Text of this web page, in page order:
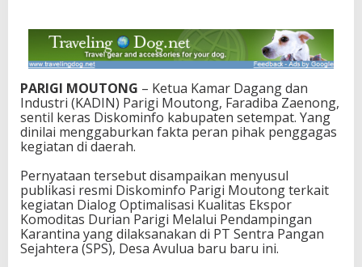
s
k
o
m
i
n
f
o
,
a
n
g
a
n
M
PARIGI MOUTONG – Ketua Kamar Dagang dan
Industri (KADIN) Parigi Moutong, Faradiba Zaenong,
sentil keras Diskominfo kabupaten setempat. Yang
dinilai menggaburkan fakta peran pihak penggagas
kegiatan di daerah.
Pernyataan tersebut disampaikan menyusul
publikasi resmi Diskominfo Parigi Moutong terkait
kegiatan Dialog Optimalisasi Kualitas Ekspor
Komoditas Durian Parigi Melalui Pendampingan
Karantina yang dilaksanakan di PT Sentra Pangan
Sejahtera (SPS), Desa Avulua baru baru ini.